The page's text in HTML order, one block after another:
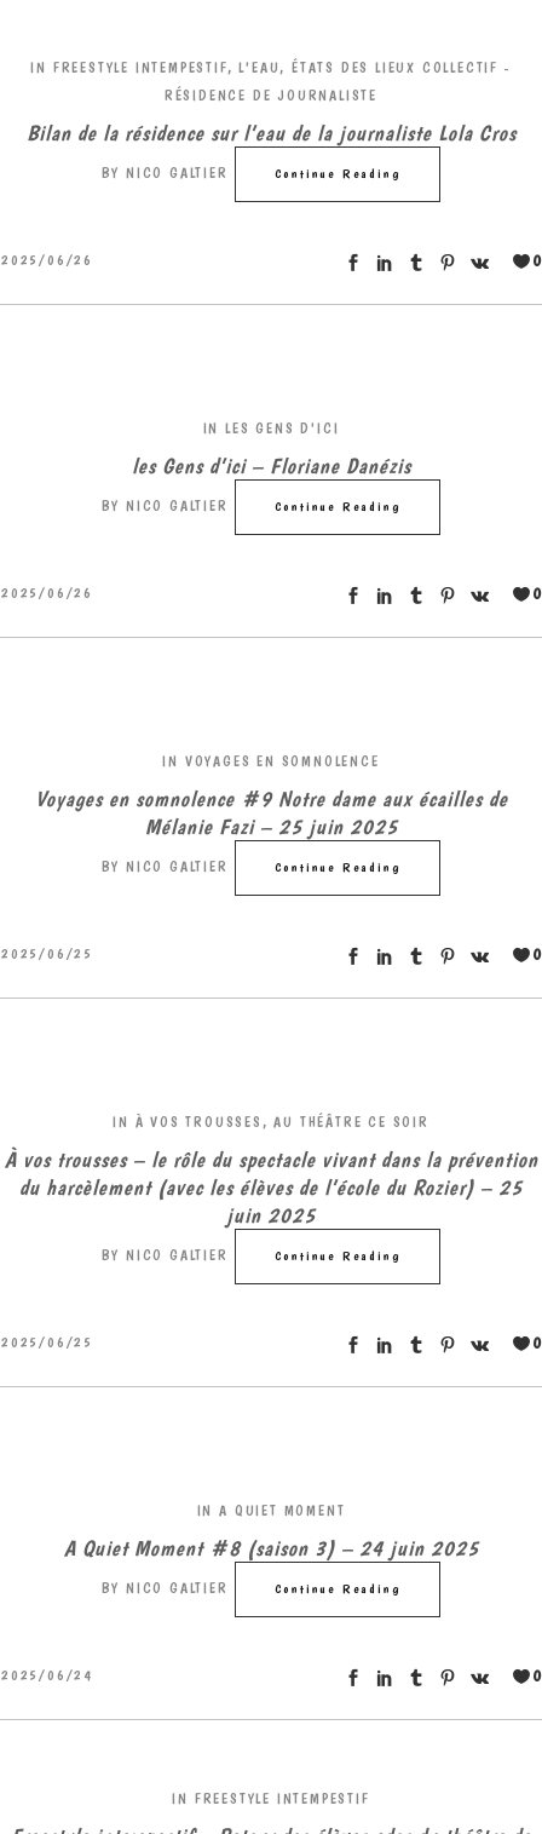
IN FREESTYLE INTEMPESTIF, L'EAU, ÉTATS DES LIEUX COLLECTIF -
RÉSIDENCE DE JOURNALISTE
Bilan de la résidence sur l’eau de la journaliste Lola Cros
BY NICO GALTIER Continue Reading
2025/06/26 0
IN LES GENS D'ICI
les Gens d’ici – Floriane Danézis
BY NICO GALTIER Continue Reading
2025/06/26 0
IN VOYAGES EN SOMNOLENCE
Voyages en somnolence #9 Notre dame aux écailles de
Mélanie Fazi – 25 juin 2025
BY NICO GALTIER Continue Reading
2025/06/25 0
IN À VOS TROUSSES ,AU THÉÂTRE CE SOIR
À vos trousses – le rôle du spectacle vivant dans la prévention
du harcèlement (avec les élèves de l’école du Rozier) – 25
juin 2025
BY NICO GALTIER Continue Reading
2025/06/25 0
IN A QUIET MOMENT
A Quiet Moment #8 (saison 3) – 24 juin 2025
BY NICO GALTIER Continue Reading
2025/06/24 0
IN FREESTYLE INTEMPESTIF